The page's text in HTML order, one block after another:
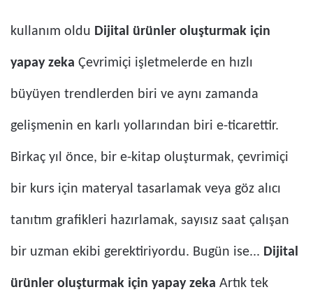
kullanım oldu Dijital ürünler oluşturmak için
yapay zeka Çevrimiçi işletmelerde en hızlı
büyüyen trendlerden biri ve aynı zamanda
gelişmenin en karlı yollarından biri e-ticarettir.
Birkaç yıl önce, bir e-kitap oluşturmak, çevrimiçi
bir kurs için materyal tasarlamak veya göz alıcı
tanıtım grafikleri hazırlamak, sayısız saat çalışan
bir uzman ekibi gerektiriyordu. Bugün ise... Dijital
ürünler oluşturmak için yapay zeka Artık tek